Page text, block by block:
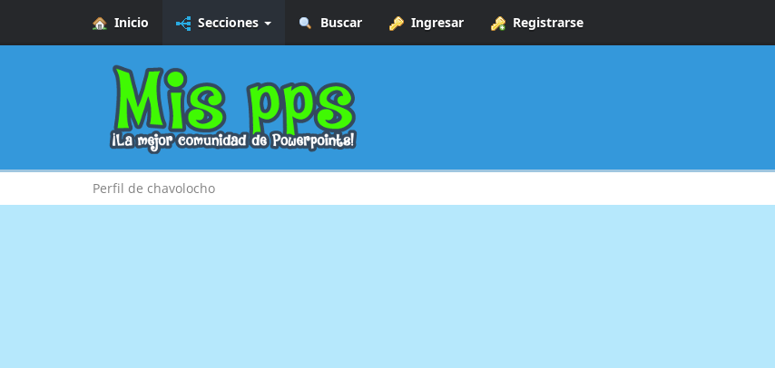
Inicio Secciones Buscar Ingresar Registrarse
Perfil de chavolocho